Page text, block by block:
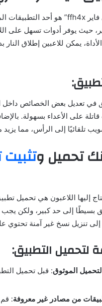
حيث يوفر أدوات تسهل على
يمكن للاعبين إطلاق
في تعديل بعض الخصائص داخل
تلقائيًا إلى الرأس، مما
بسيطًا إلى حد كبير، ولكن
إلى تنزيل نسخ غير آمنة
لتحميل التطبيق:
الموثوق: قبل تحميل
من مصادر غير معروفة: قم